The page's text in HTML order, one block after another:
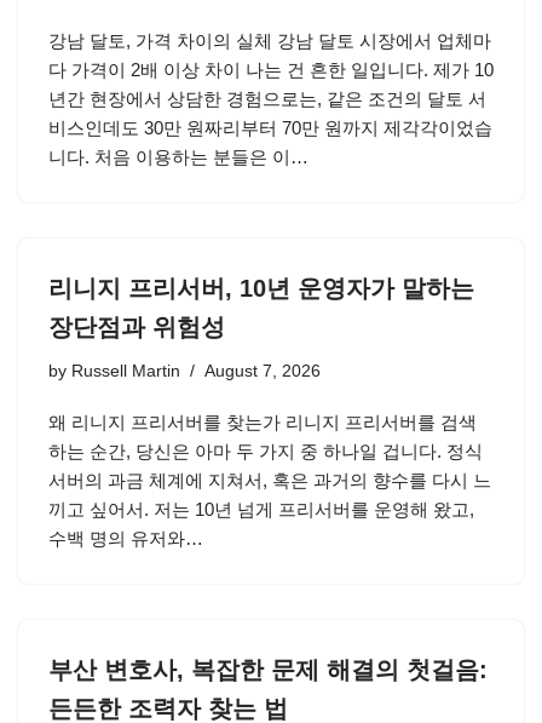
강남 달토, 가격 차이의 실체 강남 달토 시장에서 업체마
다 가격이 2배 이상 차이 나는 건 흔한 일입니다. 제가 10
년간 현장에서 상담한 경험으로는, 같은 조건의 달토 서
비스인데도 30만 원짜리부터 70만 원까지 제각각이었습
니다. 처음 이용하는 분들은 이…
리니지 프리서버, 10년 운영자가 말하는
장단점과 위험성
by Russell Martin August 7, 2026
왜 리니지 프리서버를 찾는가 리니지 프리서버를 검색
하는 순간, 당신은 아마 두 가지 중 하나일 겁니다. 정식
서버의 과금 체계에 지쳐서, 혹은 과거의 향수를 다시 느
끼고 싶어서. 저는 10년 넘게 프리서버를 운영해 왔고,
수백 명의 유저와…
부산 변호사, 복잡한 문제 해결의 첫걸음:
든든한 조력자 찾는 법